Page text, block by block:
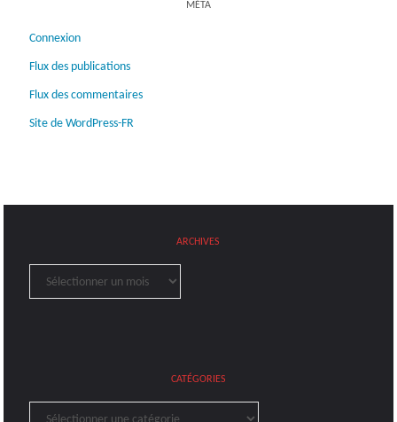
MÉTA
Connexion
Flux des publications
Flux des commentaires
Site de WordPress-FR
ARCHIVES
Archives
CATÉGORIES
Catégories